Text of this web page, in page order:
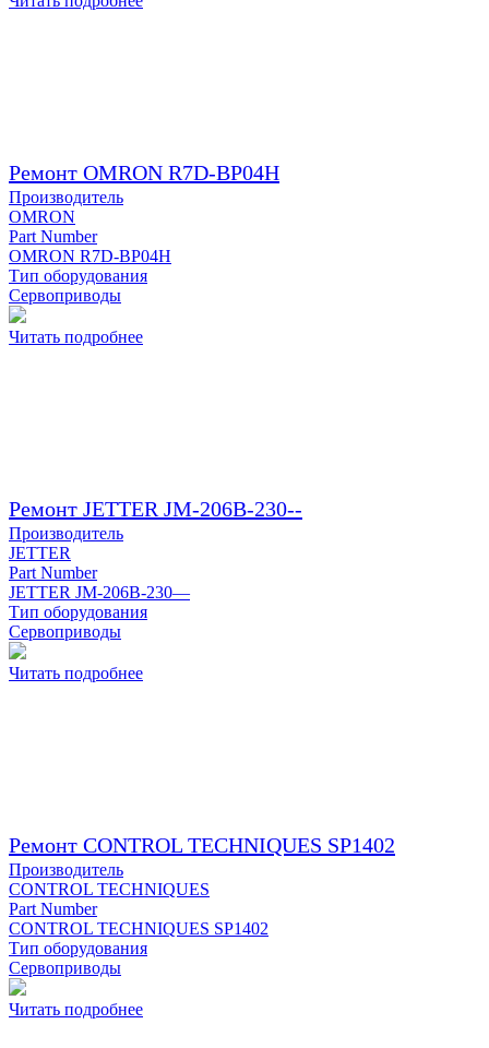
Ремонт OMRON R7D-BP04H
Производитель
OMRON
Part Number
OMRON R7D-BP04H
Тип оборудования
Сервоприводы
Читать подробнее
Ремонт JETTER JM-206B-230--
Производитель
JETTER
Part Number
JETTER JM-206B-230—
Тип оборудования
Сервоприводы
Читать подробнее
Ремонт CONTROL TECHNIQUES SP1402
Производитель
CONTROL TECHNIQUES
Part Number
CONTROL TECHNIQUES SP1402
Тип оборудования
Сервоприводы
Читать подробнее